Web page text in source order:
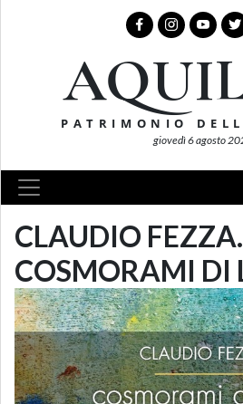
PATRIMONIO
giovedì 6 agosto
CLAUDIO FEZZA.
COSMORAMI DI